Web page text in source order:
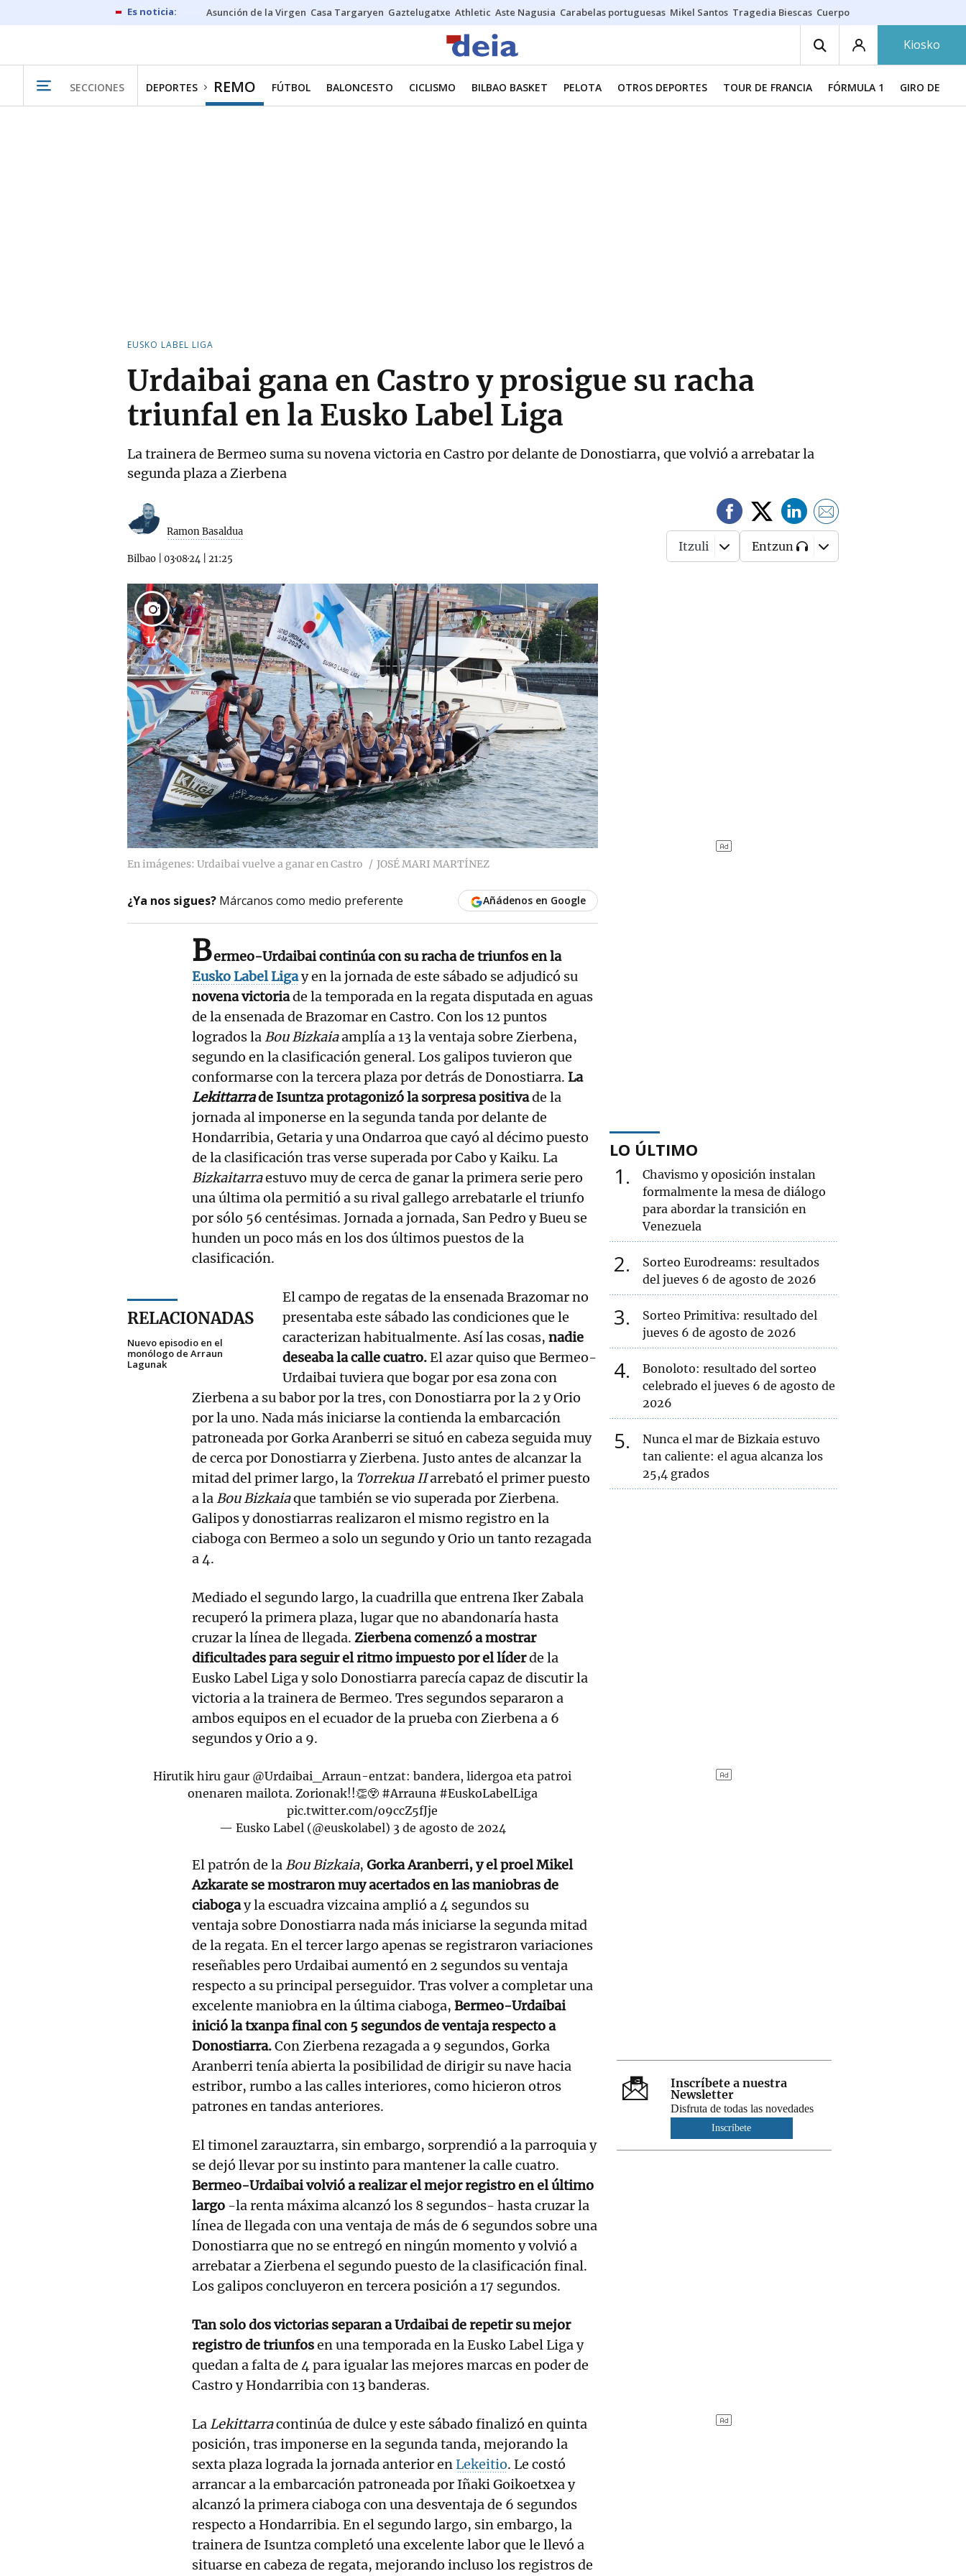
Asunción de la Virgen Casa Targaryen Gaztelugatxe Athletic Aste Nagusia Carabelas portuguesas Mikel Santos Tragedia Biescas Cuerpo ría
Kiosko
SECCIONES DEPORTES REMO FÚTBOL BALONCESTO CICLISMO BILBAO BASKET PELOTA OTROS DEPORTES TOUR DE FRANCIA FÓRMULA 1 GIRO DE
EUSKO LABEL LIGA
Urdaibai gana en Castro y prosigue su racha
triunfal en la Eusko Label Liga
La trainera de Bermeo suma su novena victoria en Castro por delante de Donostiarra, que volvió a arrebatar la
segunda plaza a Zierbena
Ramon Basaldua
Bilbao 03·08·24 21:25
Itzuli Entzun
14
En imágenes: Urdaibai vuelve a ganar en Castro JOSÉ MARI MARTÍNEZ
¿Ya nos sigues? Márcanos como medio preferente Añádenos en Google
Bermeo-Urdaibai continúa con su racha de triunfos en la
Eusko Label Ligay en la jornada de este sábado se adjudicó su
novena victoriade la temporada en la regata disputada en aguas
de la ensenada de Brazomar en Castro. Con los 12 puntos
logrados la Bou Bizkaiaamplía a 13 la ventaja sobre Zierbena,
segundo en la clasificación general. Los galipos tuvieron que
conformarse con la tercera plaza por detrás de Donostiarra. La
Lekittarrade Isuntza protagonizó la sorpresa positivade la
jornada al imponerse en la segunda tanda por delante de
Hondarribia, Getaria y una Ondarroa que cayó al décimo puesto
de la clasificación tras verse superada por Cabo y Kaiku. La
Bizkaitarraestuvo muy de cerca de ganar la primera serie pero
una última ola permitió a su rival gallego arrebatarle el triunfo
por sólo 56 centésimas. Jornada a jornada, San Pedro y Bueu se
hunden un poco más en los dos últimos puestos de la
clasificación.
RELACIONADAS
Nuevo episodio en el
monólogo de Arraun
Lagunak
El campo de regatas de la ensenada Brazomar no
presentaba este sábado las condiciones que le
caracterizan habitualmente. Así las cosas,nadie
deseaba la calle cuatro.El azar quiso que Bermeo-
Urdaibai tuviera que bogar por esa zona con
Zierbena a su babor por la tres, con Donostiarra por la 2 y Orio
por la uno. Nada más iniciarse la contienda la embarcación
patroneada por Gorka Aranberri se situó en cabeza seguida muy
de cerca por Donostiarra y Zierbena. Justo antes de alcanzar la
mitad del primer largo, la Torrekua IIarrebató el primer puesto
a la Bou Bizkaiaque también se vio superada por Zierbena.
Galipos y donostiarras realizaron el mismo registro en la
ciaboga con Bermeo a solo un segundo y Orio un tanto rezagada
a 4.
Mediado el segundo largo, la cuadrilla que entrena Iker Zabala
recuperó la primera plaza, lugar que no abandonaría hasta
cruzar la línea de llegada. Zierbena comenzó a mostrar
dificultades para seguir el ritmo impuesto por el líderde la
Eusko Label Liga y solo Donostiarra parecía capaz de discutir la
victoria a la trainera de Bermeo. Tres segundos separaron a
ambos equipos en el ecuador de la prueba con Zierbena a 6
segundos y Orio a 9.
Hirutik hiru gaur @Urdaibai_Arraun-entzat: bandera, lidergoa eta patroi
onenaren mailota. Zorionak!!👏😲 #Arrauna #EuskoLabelLiga
pic.twitter.com/o9ccZ5fJje
— Eusko Label (@euskolabel) 3 de agosto de 2024
El patrón de la Bou Bizkaia, Gorka Aranberri, y el proel Mikel
Azkarate se mostraron muy acertados en las maniobras de
ciabogay la escuadra vizcaina amplió a 4 segundos su
ventaja sobre Donostiarra nada más iniciarse la segunda mitad
de la regata. En el tercer largo apenas se registraron variaciones
reseñables pero Urdaibai aumentó en 2 segundos su ventaja
respecto a su principal perseguidor. Tras volver a completar una
excelente maniobra en la última ciaboga, Bermeo-Urdaibai
inició la txanpa final con 5 segundos de ventaja respecto a
Donostiarra.Con Zierbena rezagada a 9 segundos, Gorka
Aranberri tenía abierta la posibilidad de dirigir su nave hacia
estribor, rumbo a las calles interiores, como hicieron otros
patrones en tandas anteriores.
El timonel zarauztarra, sin embargo, sorprendió a la parroquia y
se dejó llevar por su instinto para mantener la calle cuatro.
Bermeo-Urdaibai volvió a realizar el mejor registro en el último
largo -la renta máxima alcanzó los 8 segundos- hasta cruzar la
línea de llegada con una ventaja de más de 6 segundos sobre una
Donostiarra que no se entregó en ningún momento y volvió a
arrebatar a Zierbena el segundo puesto de la clasificación final.
Los galipos concluyeron en tercera posición a 17 segundos.
Tan solo dos victorias separan a Urdaibai de repetir su mejor
registro de triunfosen una temporada en la Eusko Label Liga y
quedan a falta de 4 para igualar las mejores marcas en poder de
Castro y Hondarribia con 13 banderas.
La Lekittarracontinúa de dulce y este sábado finalizó en quinta
posición, tras imponerse en la segunda tanda, mejorando la
sexta plaza lograda la jornada anterior enLekeitio. Le costó
arrancar a la embarcación patroneada por Iñaki Goikoetxea y
alcanzó la primera ciaboga con una desventaja de 6 segundos
respecto a Hondarribia. En el segundo largo, sin embargo, la
trainera de Isuntza completó una excelente labor que le llevó a
situarse en cabeza de regata, mejorando incluso los registros de
LO ÚLTIMO
1
Chavismo y oposición instalan
formalmente la mesa de diálogo
para abordar la transición en
Venezuela
2
Sorteo Eurodreams: resultados
del jueves 6 de agosto de 2026
3
Sorteo Primitiva: resultado del
jueves 6 de agosto de 2026
4
Bonoloto: resultado del sorteo
celebrado el jueves 6 de agosto de
2026
5
Nunca el mar de Bizkaia estuvo
tan caliente: el agua alcanza los
25,4 grados
Inscríbete a nuestra
Newsletter
Disfruta de todas las novedades
Inscríbete